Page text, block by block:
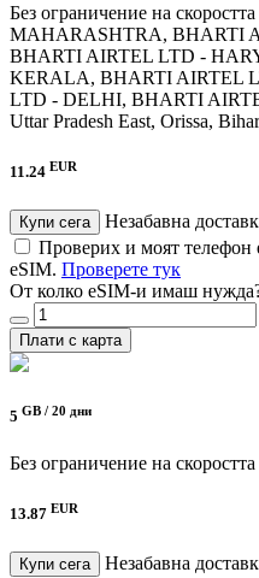
Без ограничение на скоростта
MAHARASHTRA, BHARTI
BHARTI AIRTEL LTD -
KERALA, BHARTI AIRTEL
LTD - DELHI, BHARTI
Uttar Pradesh East, Orissa,
11.24 EUR
Купи сега
Незабавна
Проверих и моят телефон
eSIM. Проверете тук
От колко eSIM-и имаш
Плати с карта
5 GB / 20 дни
Без ограничение на скоростта
13.87 EUR
Купи сега
Незабавна